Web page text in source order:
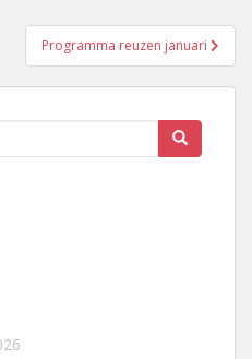
Programma reuzen januari